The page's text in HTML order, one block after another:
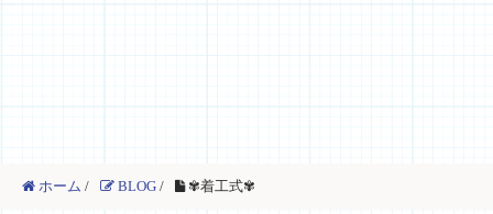
ホーム / BLOG / ✾着工式✾